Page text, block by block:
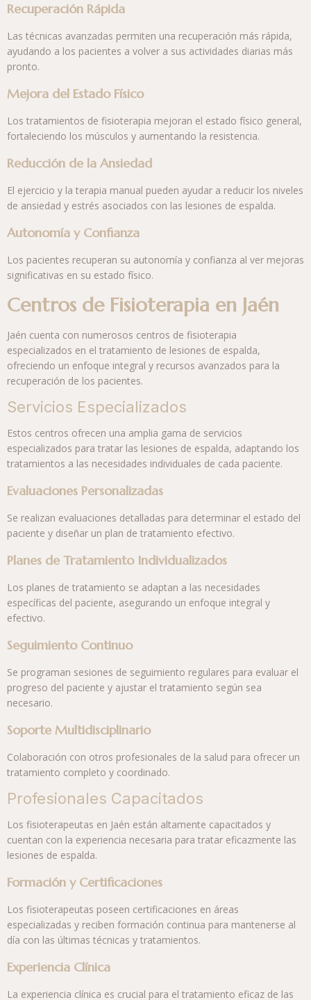
Recuperación Rápida
Las técnicas avanzadas permiten una recuperación más rápida,
ayudando a los pacientes a volver a sus actividades diarias más
pronto.
Mejora del Estado Físico
Los tratamientos de fisioterapia mejoran el estado físico general,
fortaleciendo los músculos y aumentando la resistencia.
Reducción de la Ansiedad
El ejercicio y la terapia manual pueden ayudar a reducir los niveles
de ansiedad y estrés asociados con las lesiones de espalda.
Autonomía y Confianza
Los pacientes recuperan su autonomía y confianza al ver mejoras
significativas en su estado físico.
Centros de Fisioterapia en Jaén
Jaén cuenta con numerosos centros de fisioterapia
especializados en el tratamiento de lesiones de espalda,
ofreciendo un enfoque integral y recursos avanzados para la
recuperación de los pacientes.
Servicios Especializados
Estos centros ofrecen una amplia gama de servicios
especializados para tratar las lesiones de espalda, adaptando los
tratamientos a las necesidades individuales de cada paciente.
Evaluaciones Personalizadas
Se realizan evaluaciones detalladas para determinar el estado del
paciente y diseñar un plan de tratamiento efectivo.
Planes de Tratamiento Individualizados
Los planes de tratamiento se adaptan a las necesidades
específicas del paciente, asegurando un enfoque integral y
efectivo.
Seguimiento Continuo
Se programan sesiones de seguimiento regulares para evaluar el
progreso del paciente y ajustar el tratamiento según sea
necesario.
Soporte Multidisciplinario
Colaboración con otros profesionales de la salud para ofrecer un
tratamiento completo y coordinado.
Profesionales Capacitados
Los fisioterapeutas en Jaén están altamente capacitados y
cuentan con la experiencia necesaria para tratar eficazmente las
lesiones de espalda.
Formación y Certificaciones
Los fisioterapeutas poseen certificaciones en áreas
especializadas y reciben formación continua para mantenerse al
día con las últimas técnicas y tratamientos.
Experiencia Clínica
La experiencia clínica es crucial para el tratamiento eficaz de las